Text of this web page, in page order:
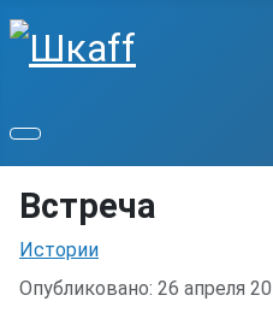
Встреча
Информация о материале
Истории
Опубликовано: 26 апреля